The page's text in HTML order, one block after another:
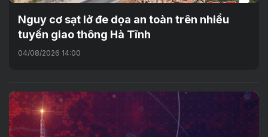
Nguy cơ sạt lở đe dọa an toàn trên nhiều
tuyến giao thông Hà Tĩnh
04/08/2026 14:00